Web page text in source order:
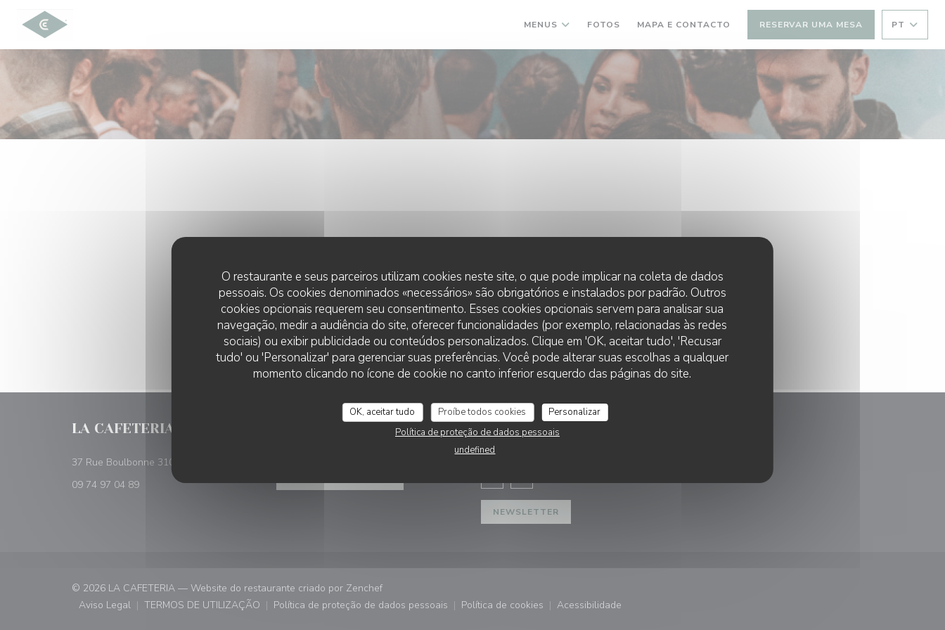
Painel de Gerenciamento de Cookies
O restaurante e seus parceiros utilizam cookies neste site, o que pode implicar na coleta de dados
pessoais. Os cookies denominados «necessários» são obrigatórios e instalados por padrão. Outros
cookies opcionais requerem seu consentimento. Esses cookies opcionais servem para analisar sua
navegação, medir a audiência do site, oferecer funcionalidades (por exemplo, relacionadas às redes
sociais) ou exibir publicidade ou conteúdos personalizados. Clique em 'OK, aceitar tudo', 'Recusar
tudo' ou 'Personalizar' para gerenciar suas preferências. Você pode alterar suas escolhas a qualquer
momento clicando no ícone de cookie no canto inferior esquerdo das páginas do site.
OK, aceitar tudo Proíbe todos cookies
Personalizar
Política de proteção de dados pessoais
undefined
MENUS FOTOS MAPA E CONTACTO RESERVAR UMA MESA PT
LA CAFETERIA
37 Rue Boulbonne 31000 Toulouse
09 74 97 04 89
SIGA-NOS
Facebook ((abre numa nova janela))
Instagram ((abre numa nova janela))
NEWSLETTER
© 2026 LA CAFETERIA — Website do restaurante criado por Zenchef((abre numa nova janela))
Aviso Legal
((abre numa nova janela))
TERMOS DE UTILIZAÇÃO
((abre numa nova janela))
Política de proteção de dados pessoais
((abre numa nova janela))
Política de cookies
((abre numa nova janela))
Acessibilidade
((abre numa nova janela))